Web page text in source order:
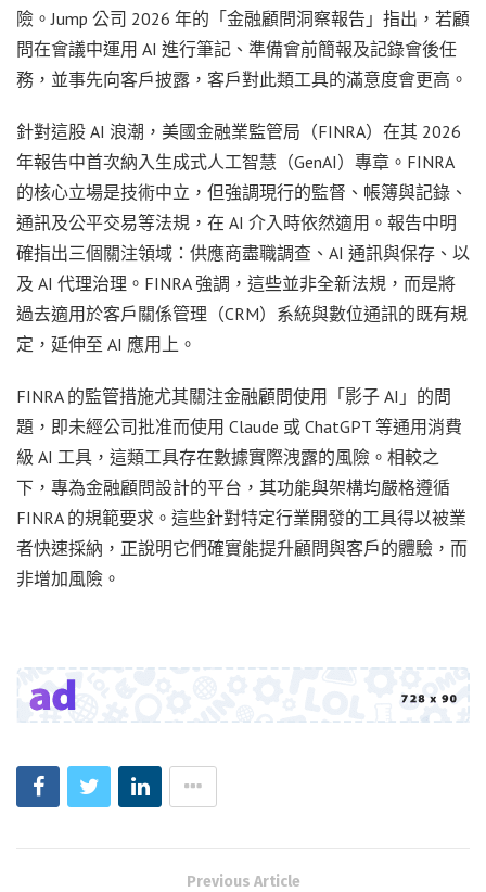
險。Jump 公司 2026 年的「金融顧問洞察報告」指出，若顧
問在會議中運用 AI 進行筆記、準備會前簡報及記錄會後任
務，並事先向客戶披露，客戶對此類工具的滿意度會更高。
針對這股 AI 浪潮，美國金融業監管局（FINRA）在其 2026
年報告中首次納入生成式人工智慧（GenAI）專章。FINRA
的核心立場是技術中立，但強調現行的監督、帳簿與記錄、
通訊及公平交易等法規，在 AI 介入時依然適用。報告中明
確指出三個關注領域：供應商盡職調查、AI 通訊與保存、以
及 AI 代理治理。FINRA 強調，這些並非全新法規，而是將
過去適用於客戶關係管理（CRM）系統與數位通訊的既有規
定，延伸至 AI 應用上。
FINRA 的監管措施尤其關注金融顧問使用「影子 AI」的問
題，即未經公司批准而使用 Claude 或 ChatGPT 等通用消費
級 AI 工具，這類工具存在數據實際洩露的風險。相較之
下，專為金融顧問設計的平台，其功能與架構均嚴格遵循
FINRA 的規範要求。這些針對特定行業開發的工具得以被業
者快速採納，正說明它們確實能提升顧問與客戶的體驗，而
非增加風險。
Previous Article